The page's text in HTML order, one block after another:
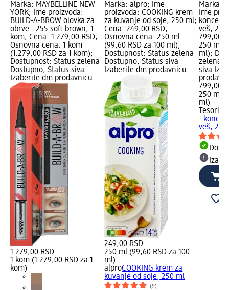
Marka: MAYBELLINE NEW
YORK; Ime proizvoda:
BUILD-A-BROW olovka za
obrve - 255 soft brown, 1
kom; Cena: 1.279,00 RSD;
Osnovna cena: 1 kom
(1.279,00 RSD za 1 kom);
Dostupnost: Status zelena
Dostupno, Status siva
Izaberite dm prodavnicu
1.279,00 RSD
1 kom (1.279,00 RSD za 1
kom)
Marka: alpro; Ime
proizvoda: COOKING krem
za kuvanje od soje, 250 ml;
Cena: 249,00 RSD;
Osnovna cena: 250 ml
(99,60 RSD za 100 ml);
Dostupnost: Status zelena
Dostupno, Status siva
Izaberite dm prodavnicu
249,00 RSD
250 ml (99,60 RSD za 100
ml)
alproCOOKING krem za
kuvanje od soje, 250 ml
(9)
Marka:
Ime
veš,
799,00
250 ml
ml);
zelena
siva
799,00
250 ml
ml)
Tesori
-
veš, 250